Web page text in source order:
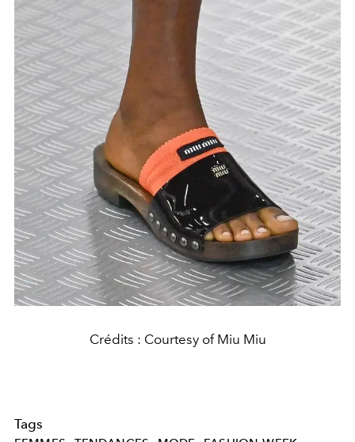
Crédits : Courtesy of Miu Miu
Tags